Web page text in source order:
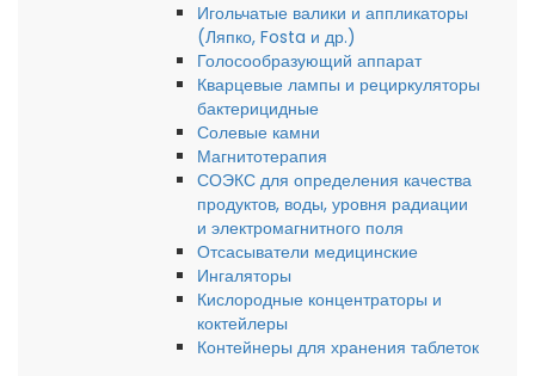
Игольчатые валики и аппликаторы
(Ляпко, Fosta и др.)
Голосообразующий аппарат
Кварцевые лампы и рециркуляторы
бактерицидные
Солевые камни
Магнитотерапия
СОЭКС для определения качества
продуктов, воды, уровня радиации
и электромагнитного поля
Отсасыватели медицинские
Ингаляторы
Кислородные концентраторы и
коктейлеры
Контейнеры для хранения таблеток